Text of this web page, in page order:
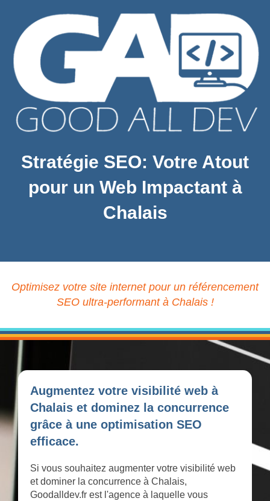
Stratégie SEO: Votre Atout
pour un Web Impactant à
Chalais
Optimisez votre site internet pour un référencement
SEO ultra-performant à Chalais !
Augmentez votre visibilité web à
Chalais et dominez la concurrence
grâce à une optimisation SEO
efficace.
Si vous souhaitez augmenter votre visibilité web
et dominer la concurrence à Chalais,
Goodalldev.fr est l'agence à laquelle vous